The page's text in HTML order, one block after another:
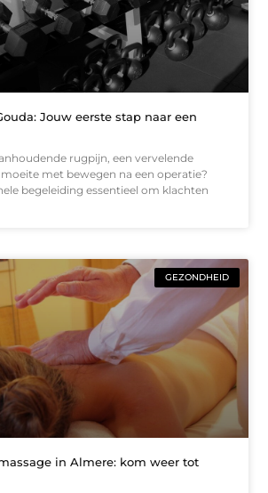
Jouw eerste stap naar een
rugpijn, een vervelende
met bewegen na een operatie?
begeleiding essentieel om klachten
GEZONDHEID
in Almere: kom weer tot